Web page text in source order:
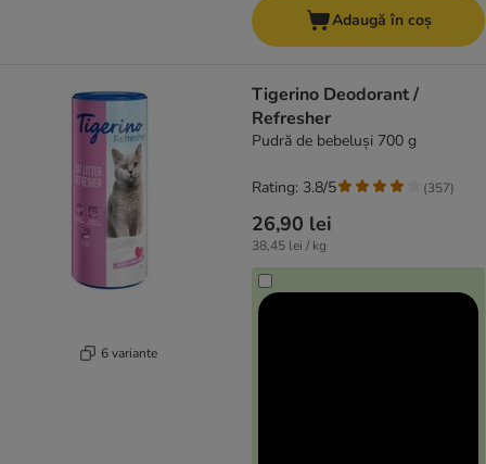
Adaugă în coș
6 variante
Tigerino Deodorant /
Refresher
Pudră de bebeluși 700 g
26,90 lei
38,45 lei / kg
Rating: 3.8/5 (357)